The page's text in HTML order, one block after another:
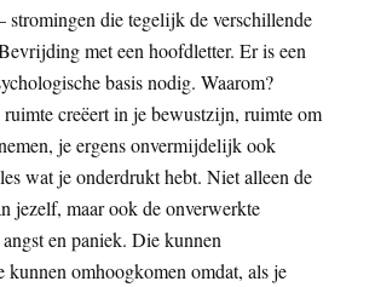
stromingen die tegelijk de verschillende
met een hoofdletter. Er is een
basis nodig. Waarom?
creëert in je bewustzijn, ruimte om
je ergens onvermijdelijk ook
wat je onderdrukt hebt. Niet alleen de
jezelf, maar ook de onverwerkte
angst en paniek. Die kunnen
kunnen omhoogkomen omdat, als je